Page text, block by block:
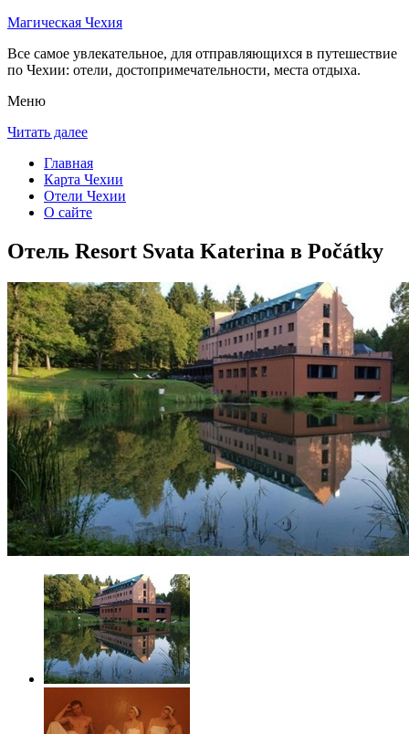
Магическая Чехия
Все самое увлекательное, для отправляющихся в путешествие
по Чехии: отели, достопримечательности, места отдыха.
Меню
Читать далее
Главная
Карта Чехии
Отели Чехии
О сайте
Отель Resort Svata Katerina в Počátky